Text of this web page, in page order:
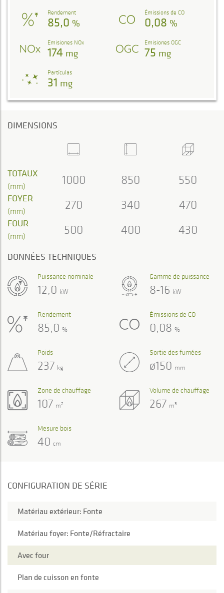
Rendement
85,0 %
Émissions de CO
0,08 %
Emisiones NOx
174 mg
Emisiones OGC
75 mg
Partículas
31 mg
DIMENSIONS
TOTAUX
(mm) 1000 850 550
FOYER
(mm) 270 340 470
FOUR
(mm) 500 400 430
DONNÉES TECHNIQUES
Gamme de puissance
8-16 kW
Puissance nominale
12,0 kW
Rendement
85,0 %
Émissions de CO
0,08 %
Volume de chauffage
267 m3
Zone de chauffage
107 m2
Poids
237 kg
Sortie des fumées
ø150 mm
Mesure bois
40 cm
CONFIGURATION DE SÉRIE
Matériau extérieur: Fonte
Matériau foyer: Fonte/Réfractaire
Avec four
Plan de cuisson en fonte